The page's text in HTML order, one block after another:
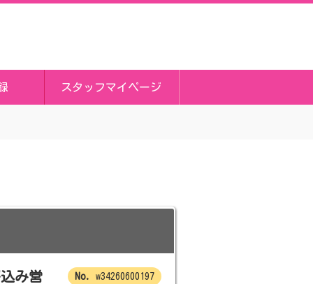
スタッフマイページ
w34260600197
み営